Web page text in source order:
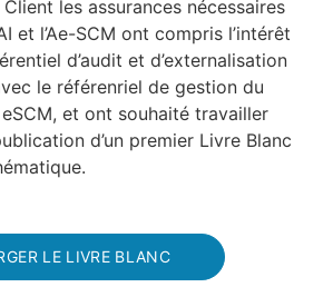
les assurances nécessaires
et l’Ae-SCM ont compris l’intérêt
d’audit et d’externalisation
le référenriel de gestion du
eSCM, et ont souhaité travailler
d’un premier Livre Blanc
LE LIVRE BLANC